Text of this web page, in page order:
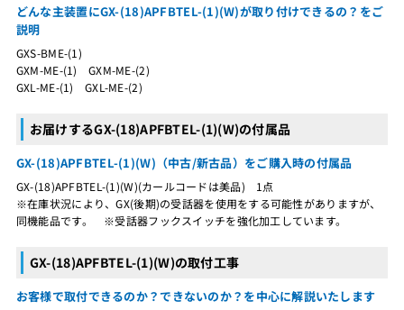
どんな主装置にGX-(18)APFBTEL-(1)(W)が取り付けできるの？をご
説明
GXS-BME-(1)
GXM-ME-(1) GXM-ME-(2)
GXL-ME-(1) GXL-ME-(2)
お届けするGX-(18)APFBTEL-(1)(W)の付属品
GX-(18)APFBTEL-(1)(W)（中古/新古品）をご購入時の付属品
GX-(18)APFBTEL-(1)(W)(カールコードは美品) 1点
※在庫状況により、GX(後期)の受話器を使用をする可能性がありますが、
同機能品です。 ※受話器フックスイッチを強化加工しています。
GX-(18)APFBTEL-(1)(W)の取付工事
お客様で取付できるのか？できないのか？を中心に解説いたします